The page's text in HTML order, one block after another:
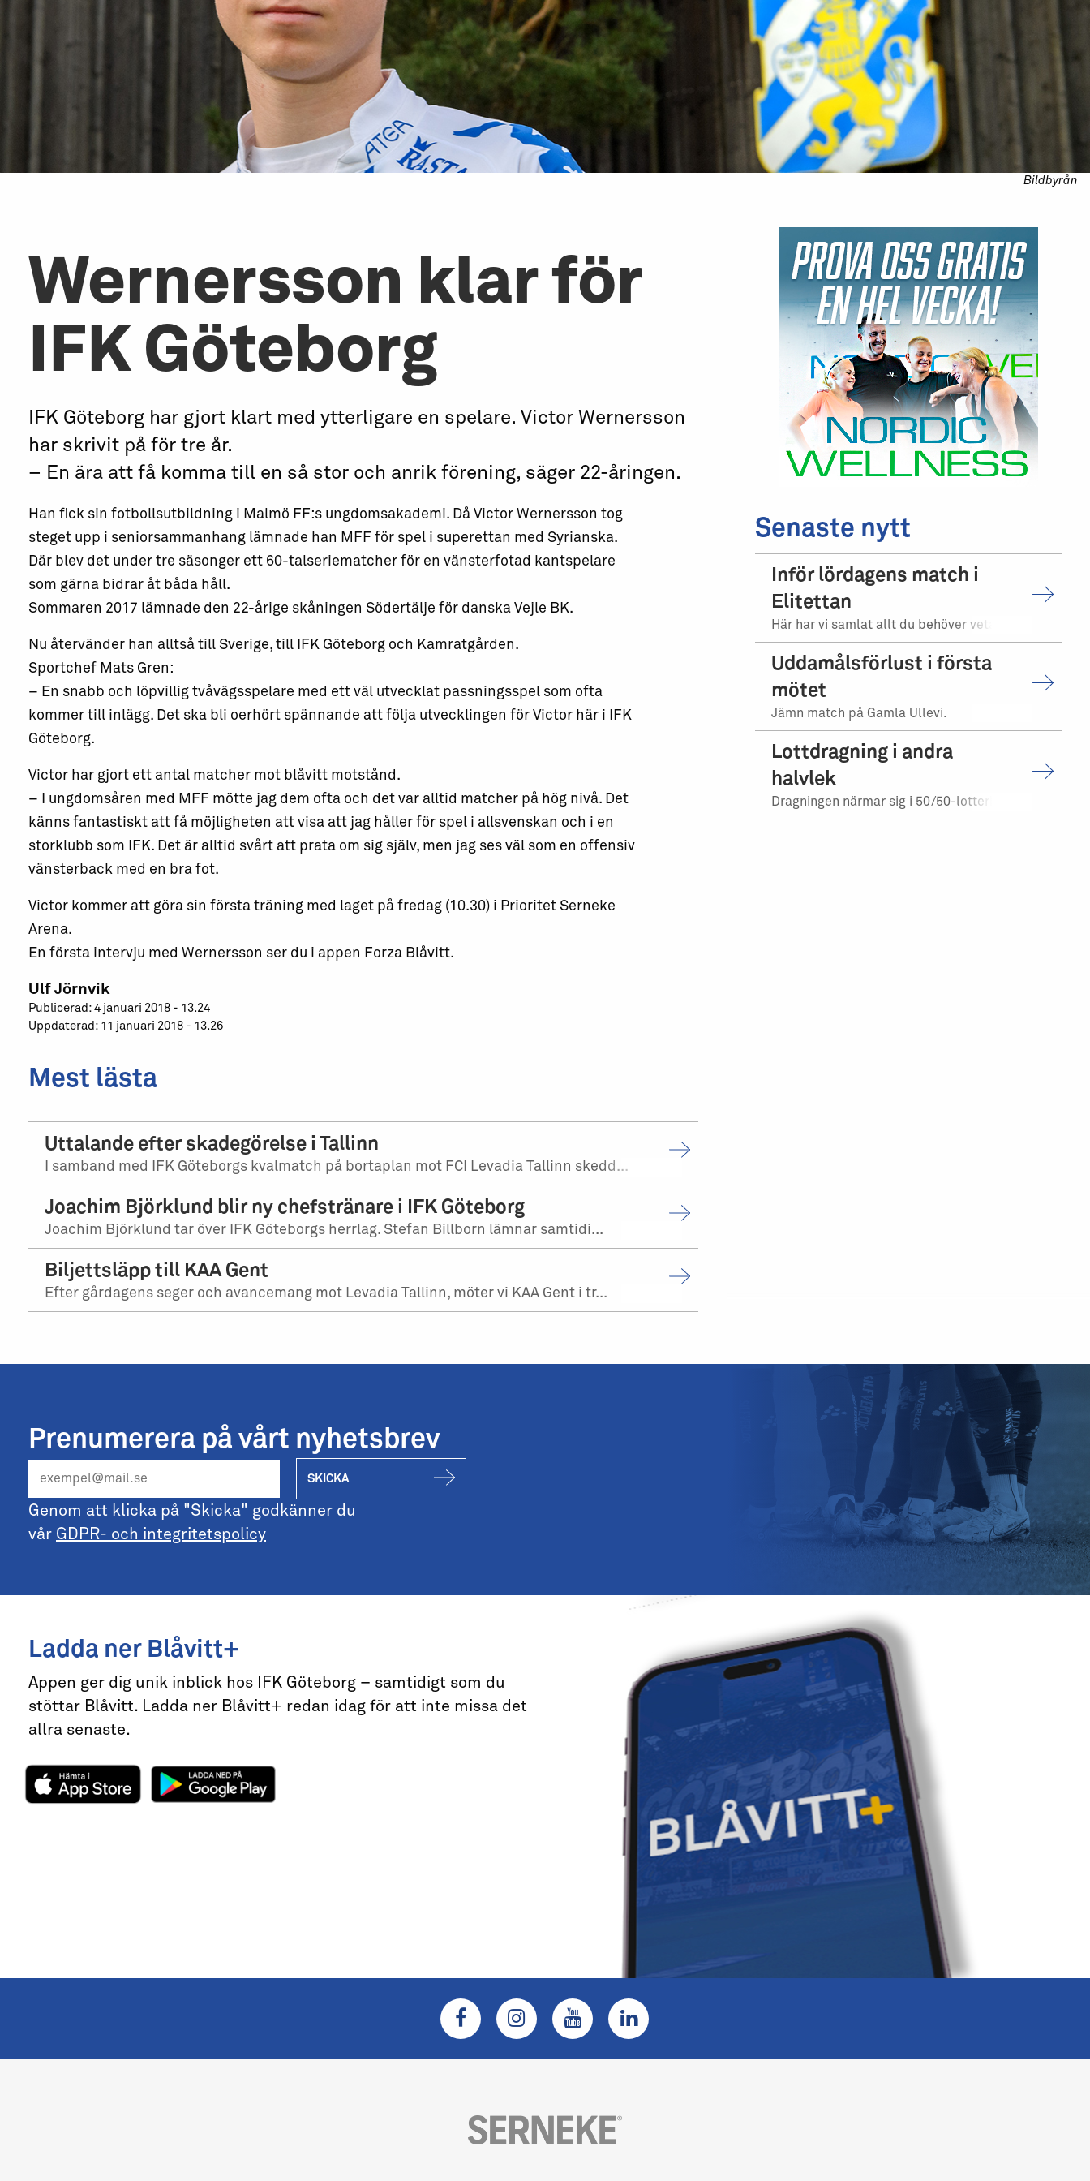
Bildbyrån
Wernersson klar för
IFK Göteborg
IFK Göteborg har gjort klart med ytterligare en spelare. Victor Wernersson
har skrivit på för tre år.
– En ära att få komma till en så stor och anrik förening, säger 22-åringen.
Han fick sin fotbollsutbildning i Malmö FF:s ungdomsakademi. Då Victor Wernersson tog
steget upp i seniorsammanhang lämnade han MFF för spel i superettan med Syrianska.
Där blev det under tre säsonger ett 60-talseriematcher för en vänsterfotad kantspelare
som gärna bidrar åt båda håll.
Sommaren 2017 lämnade den 22-årige skåningen Södertälje för danska Vejle BK.
Nu återvänder han alltså till Sverige, till IFK Göteborg och Kamratgården.
Sportchef Mats Gren:
– En snabb och löpvillig tvåvägsspelare med ett väl utvecklat passningsspel som ofta
kommer till inlägg. Det ska bli oerhört spännande att följa utvecklingen för Victor här i IFK
Göteborg.
Victor har gjort ett antal matcher mot blåvitt motstånd.
– I ungdomsåren med MFF mötte jag dem ofta och det var alltid matcher på hög nivå. Det
känns fantastiskt att få möjligheten att visa att jag håller för spel i allsvenskan och i en
storklubb som IFK. Det är alltid svårt att prata om sig själv, men jag ses väl som en offensiv
vänsterback med en bra fot.
Victor kommer att göra sin första träning med laget på fredag (10.30) i Prioritet Serneke
Arena.
En första intervju med Wernersson ser du i appen Forza Blåvitt.
Ulf Jörnvik
Publicerad: 4 januari 2018 - 13.24
Uppdaterad: 11 januari 2018 - 13.26
Mest lästa
Uttalande efter skadegörelse i Tallinn
I samband med IFK Göteborgs kvalmatch på bortaplan mot FCI Levadia Tallinn skedd...
Joachim Björklund blir ny chefstränare i IFK Göteborg
Joachim Björklund tar över IFK Göteborgs herrlag. Stefan Billborn lämnar samtidi...
Biljettsläpp till KAA Gent
Efter gårdagens seger och avancemang mot Levadia Tallinn, möter vi KAA Gent i tr...
Senaste nytt
Inför lördagens match i
Elitettan
Uddamålsförlust i första
mötet
Jämn match på Gamla Ullevi.
Lottdragning i andra
halvlek
Dragningen närmar sig i 50/50-lotteriet.
Prenumerera på vårt nyhetsbrev
SKICKA
Genom att klicka på "Skicka" godkänner du
vår GDPR- och integritetspolicy
Ladda ner Blåvitt+
Appen ger dig unik inblick hos IFK Göteborg – samtidigt som du
stöttar Blåvitt. Ladda ner Blåvitt+ redan idag för att inte missa det
allra senaste.